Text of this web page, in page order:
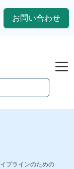
お問い合わせ
プラインのための